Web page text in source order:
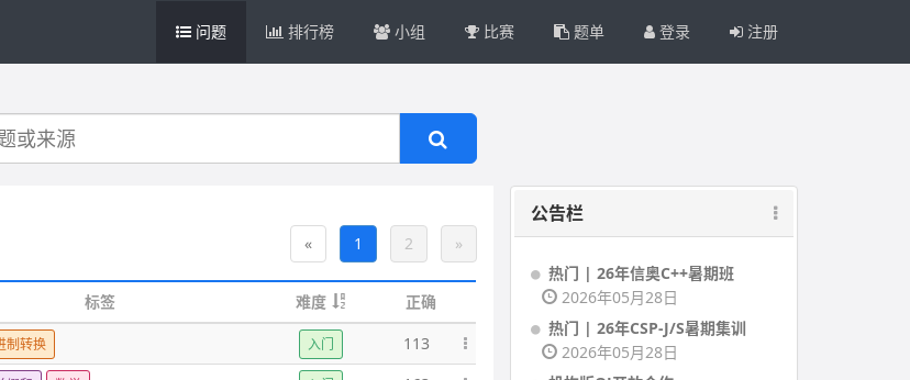
问题 排行榜 小组 比赛 题单 登录 注册
« 1 2 »
标签 难度
正确
制转换 入门
113
公告栏
热门 | 26年信奥C++暑期班
2026年05月28日
热门 | 26年CSP-J/S暑期集训
2026年05月28日